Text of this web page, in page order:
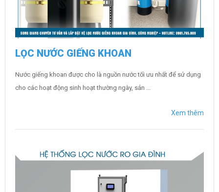
LỌC NƯỚC GIẾNG KHOAN
Nước giếng khoan được cho là nguồn nước tối ưu nhất để sử dụng
cho các hoạt động sinh hoạt thường ngày, sản ...
Xem thêm